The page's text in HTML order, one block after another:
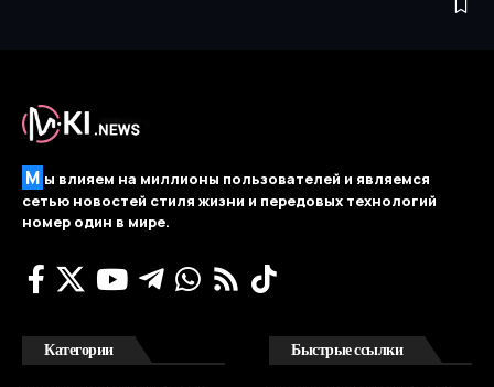
М ы влияем на миллионы пользователей и являемся
сетью новостей стиля жизни и передовых технологий
номер один в мире.
Категории Быстрые ссылки